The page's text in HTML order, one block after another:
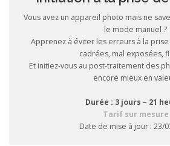
Vous avez un appareil photo mais ne
le mode manuel ?
Apprenez à éviter les erreurs à la prise
cadrées, mal exposées,
Et initiez-vous au post-traitement des
encore mieux en
Durée : 3 jours – 21
Tarif sur mesure
Date de mise à jour : 23/